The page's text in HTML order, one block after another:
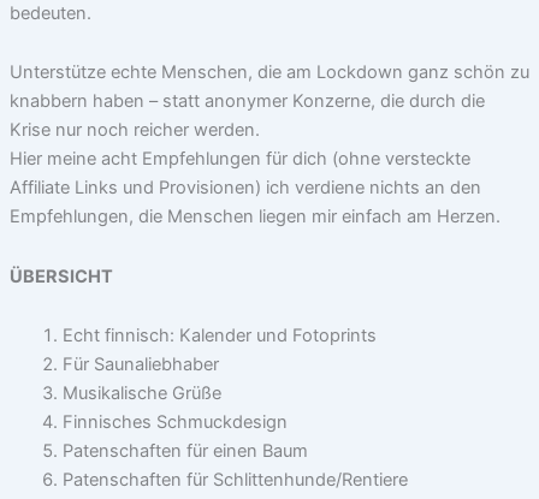
bedeuten.
Unterstütze echte Menschen, die am Lockdown ganz schön zu
knabbern haben – statt anonymer Konzerne, die durch die
Krise nur noch reicher werden.
Hier meine acht Empfehlungen für dich (ohne versteckte
Affiliate Links und Provisionen) ich verdiene nichts an den
Empfehlungen, die Menschen liegen mir einfach am Herzen.
ÜBERSICHT
Echt finnisch: Kalender und Fotoprints
Für Saunaliebhaber
Musikalische Grüße
Finnisches Schmuckdesign
Patenschaften für einen Baum
Patenschaften für Schlittenhunde/Rentiere